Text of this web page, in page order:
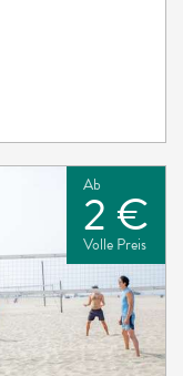
Ab
2 €
Volle Preis